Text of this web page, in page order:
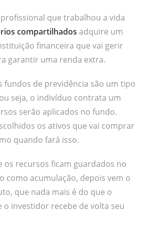
que trabalhou a vida
compartilhados adquire um
financeira que vai gerir
garantir uma renda extra.
fundos de previdência são um tipo
seja, o indivíduo contrata um
serão aplicados no fundo.
os ativos que vai comprar
quando fará isso.
os recursos ficam guardados no
como acumulação, depois vem o
que nada mais é do que o
investidor recebe de volta seu